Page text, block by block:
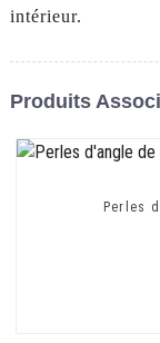
intérieur.
Produits
Perles